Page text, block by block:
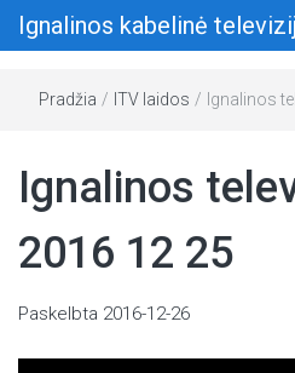
Ignalinos kabelinė
Pradžia / ITV laidos / Ignalinos
Ignalinos
2016 12 25
Paskelbta 2016-12-26